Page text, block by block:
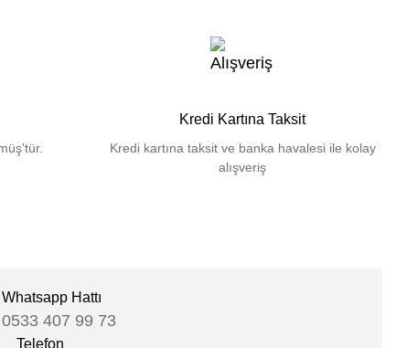
Kredi Kartına Taksit
Kredi kartına taksit ve banka havalesi ile kolay
alışveriş
Whatsapp Hattı
0533 407 99 73
Telefon